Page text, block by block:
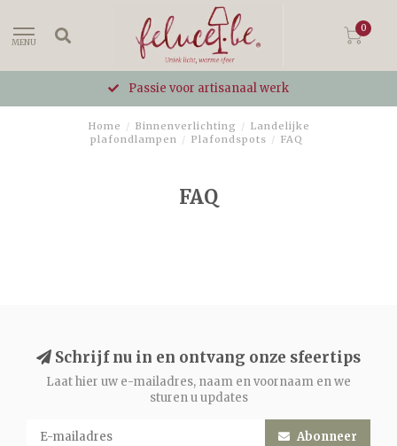
MENU
0
Passie voor artisanaal werk
Home / Binnenverlichting / Landelijke
plafondlampen / Plafondspots / FAQ
FAQ
Schrijf nu in en ontvang onze sfeertips
Laat hier uw e-mailadres, naam en voornaam en we
sturen u updates
Abonneer